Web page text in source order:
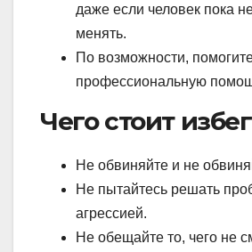
даже если человек пока
менять.
По возможности,
профессиональную
Чего стоит
Не обвиняйте и не
Не пытайтесь решать
агрессией.
Не обещайте то, чего не